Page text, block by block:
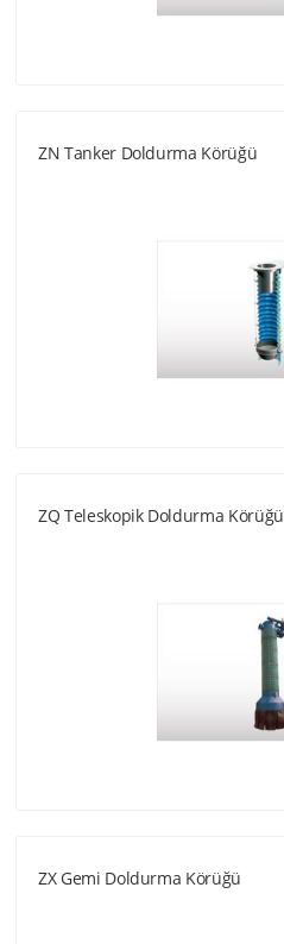
ZN Tanker Doldurma Körüğü
ZQ Teleskopik Doldurma Körüğü
ZX Gemi Doldurma Körüğü